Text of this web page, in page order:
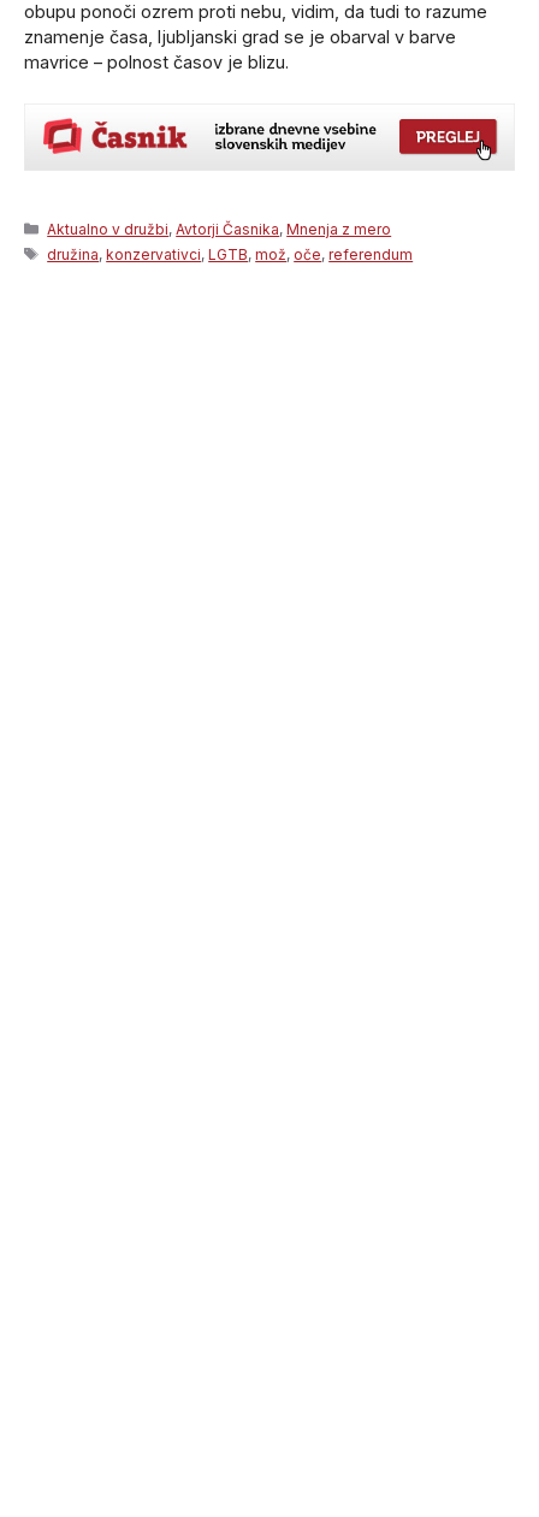
obupu ponoči ozrem proti nebu, vidim, da tudi to razume
znamenje časa, ljubljanski grad se je obarval v barve
mavrice – polnost časov je blizu.
Categories
Aktualno v družbi, Avtorji Časnika,Mnenja z mero
Tags
družina,konzervativci,LGTB,mož, oče,referendum